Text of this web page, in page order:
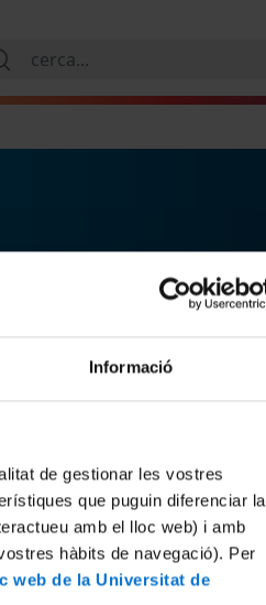
Informació
de gestionar les vostres
que puguin diferenciar la
amb el lloc web) i amb
hàbits de navegació). Per
web de la Universitat de